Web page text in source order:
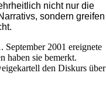
nicht nur die
sondern greifen
September 2001 ereignete
haben sie bemerkt.
den Diskurs über